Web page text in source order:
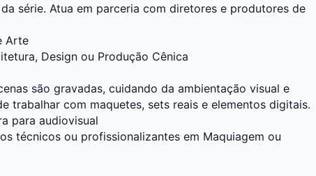
série. Atua em parceria com diretores e produtores de
Arte
, Design ou Produção Cênica
são gravadas, cuidando da ambientação visual e
trabalhar com maquetes, sets reais e elementos digitais.
para audiovisual
técnicos ou profissionalizantes em Maquiagem ou